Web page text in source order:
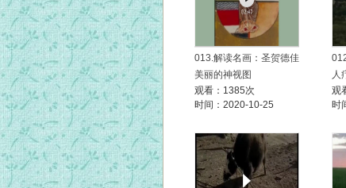
013.解读名画：圣贺德佳
美丽的神视图
观看：1385次
时间：2020-10-25
人
观
时